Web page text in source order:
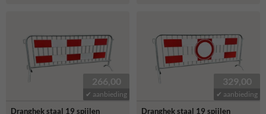
266,00
✔ aanbieding
Dranghek staal 19 spijlen
329,00
✔ aanbieding
Dranghek staal 19 spijlen